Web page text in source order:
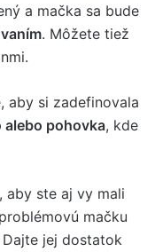
a mačka sa bude
. Môžete tiež
aby si zadefinovala
alebo pohovka, kde
aby ste aj vy mali
mačku
jej dostatok